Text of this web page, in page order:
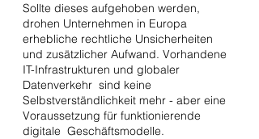
Sollte dieses aufgehoben werden,
drohen Unternehmen in Europa
erhebliche rechtliche Unsicherheiten
und zusätzlicher Aufwand. Vorhandene
IT-Infrastrukturen und globaler
Datenverkehr sind keine
Selbstverständlichkeit mehr - aber eine
Voraussetzung für funktionierende
digitale Geschäftsmodelle.